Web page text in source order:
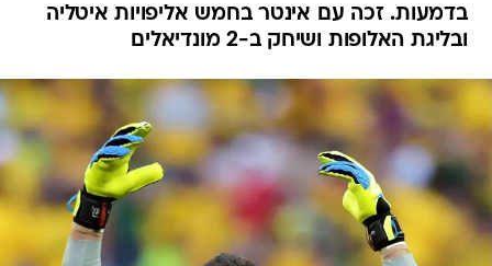
בדמעות. זכה עם אינטר בחמש אליפויות איטליה
ובליגת האלופות ושיחק ב-2 מונדיאלים